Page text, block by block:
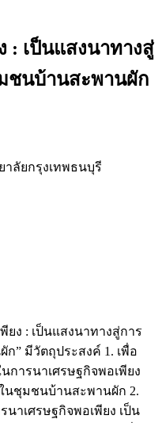
: เป็นแสงนาทางสู่
ชนบ้านสะพานผัก
าลัยกรุงเทพธนบุรี
ยง : เป็นแสงนาทางสู่การ
” มีวัตถุประสงค์ 1. เพื่อ
ารนาเศรษฐกิจพอเพียง
นชุมชนบ้านสะพานผัก 2.
าเศรษฐกิจพอเพียง เป็น